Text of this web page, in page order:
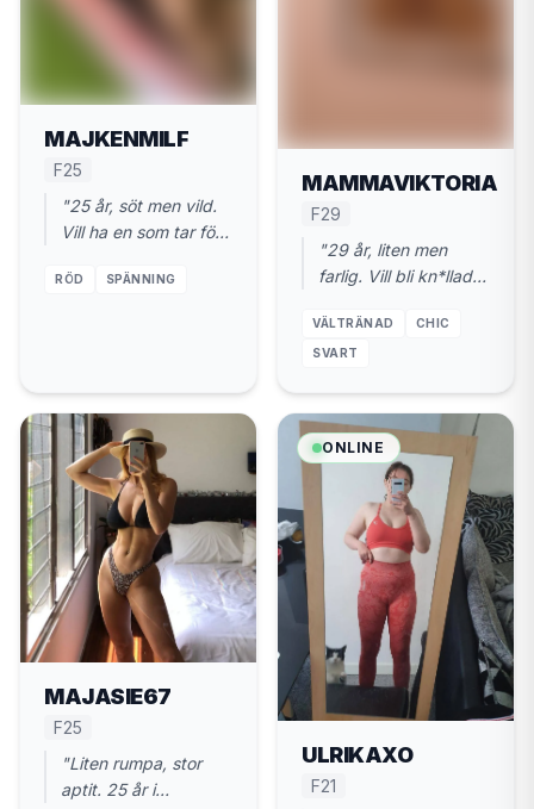
MAJKENMILF
F25
"25 år, söt men vild.
Vill ha en som tar för
kan ses ikväll."
RÖD SPÄNNING
MAMMAVIKTORIA
F29
"29 år, liten men
farlig. Vill bli kn*llad
Valdemarsvik."
VÄLTRÄNAD CHIC
SVART
MAJASIE67
F25
"Liten rumpa, stor
aptit. 25 år i
ONLINE
ULRIKAXO
F21